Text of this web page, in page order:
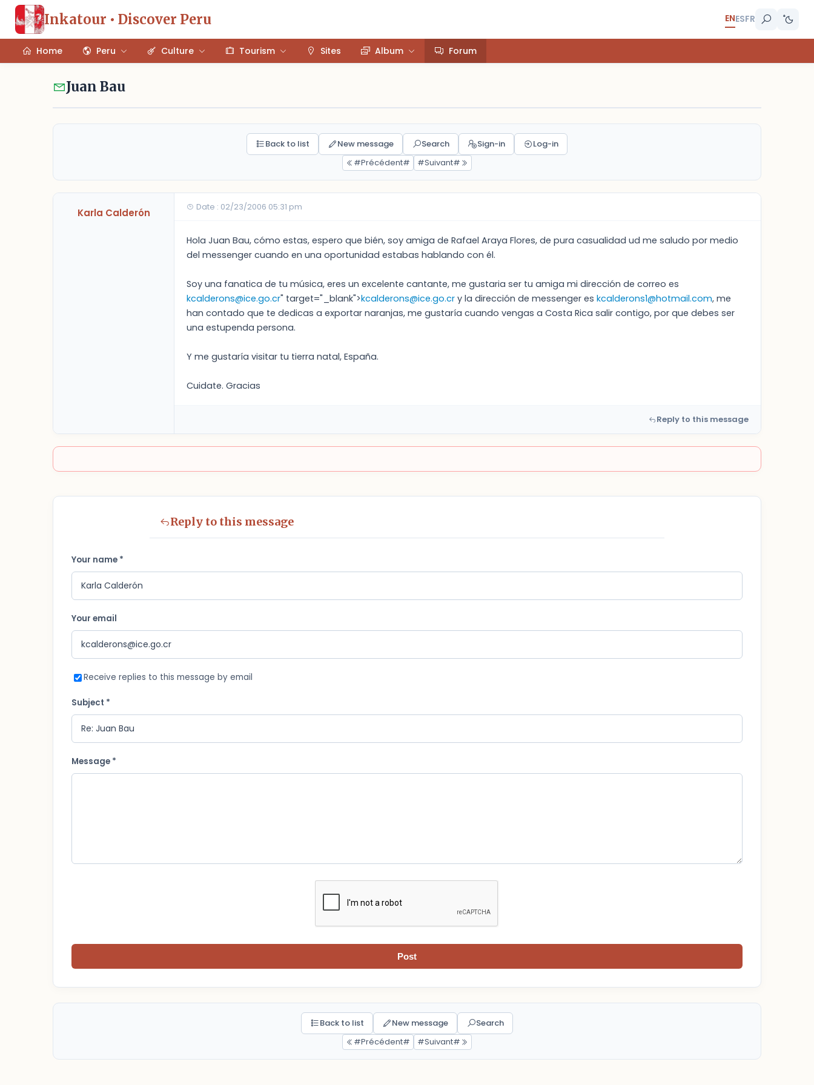
Inkatour • Discover Peru ENESFR
Home Peru Culture Tourism Sites Album Forum
Juan Bau
Back to list New message Search Sign-in
Log-in
#Précédent#
#Suivant#
Karla Calderón Date : 02/23/2006 05:31 pm
Hola Juan Bau, cómo estas, espero que bién, soy amiga de Rafael Araya Flores, de pura casualidad ud me saludo por medio
del messenger cuando en una oportunidad estabas hablando con él.
Soy una fanatica de tu música, eres un excelente cantante, me gustaria ser tu amiga mi dirección de correo es
kcalderons@ice.go.cr" target="_blank">kcalderons@ice.go.cr y la dirección de messenger es kcalderons1@hotmail.com, me
han contado que te dedicas a exportar naranjas, me gustaría cuando vengas a Costa Rica salir contigo, por que debes ser
una estupenda persona.
Y me gustaría visitar tu tierra natal, España.
Cuidate. Gracias
Reply to this message
Reply to this message
Your name *
Your email
Receive replies to this message by email
Subject *
Message *
Post
Back to list New message
Search
#Précédent#
#Suivant#